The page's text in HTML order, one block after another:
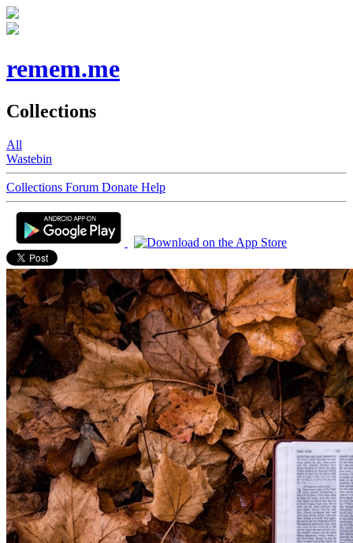
remem.me
Collections
All
Wastebin
Collections Forum Donate Help